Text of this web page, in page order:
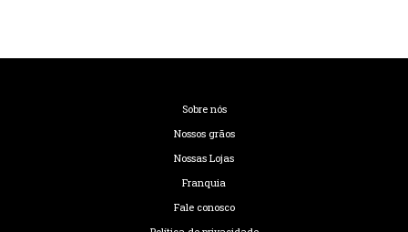
Sobre nós
Nossos grãos
Nossas Lojas
Franquia
Fale conosco